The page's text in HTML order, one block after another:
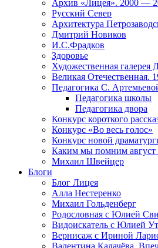
Архив «Лицея». 2000 —
Русский Север
Архитектура
Дмитрий Новиков
И.С.Фрадков
Здоровье
Художественная
Великая Отечественная.
Педагогика С.
Педагогика школы
Педагогика двора
Конкурс короткого
Конкурс «Во весь голос»
Конкурс новой
Каким мы помним
Михаил Швейцер
Блоги
Блог Лицея
Алла Нестеренко
Михаил Гольденберг
Родословная с Юлией
Видоискатель с Юлией
Вернисаж с Ириной